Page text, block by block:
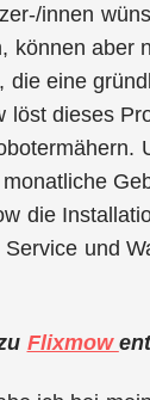
innen
können aber
die eine
löst dieses
die
und
Flixmow